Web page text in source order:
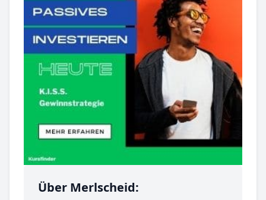
Über Merlscheid: